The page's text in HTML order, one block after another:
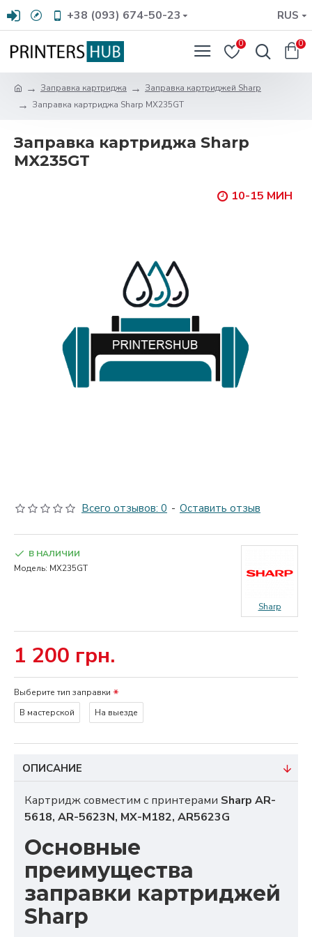
+38 (093) 674-50-23 RUS
0 0
Заправка картриджа
Заправка картриджей Sharp
Заправка картриджа Sharp MX235GT
Заправка картриджа Sharp
MX235GT
10-15 МИН
Всего отзывов: 0 - Оставить отзыв
1 200 грн.
В НАЛИЧИИ
Модель: MX235GT
Sharp
Выберите тип заправки
В мастерской
На выезде
ОПИСАНИЕ
Картридж совместим с принтерами Sharp AR-
5618, AR-5623N, MX-M182, AR5623G
Основные
преимущества
заправки картриджей
Sharp